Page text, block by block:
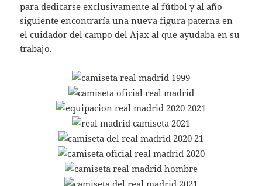
para dedicarse exclusivamente al fútbol y al año
siguiente encontraría una nueva figura paterna en
el cuidador del campo del Ajax al que ayudaba en su
trabajo.